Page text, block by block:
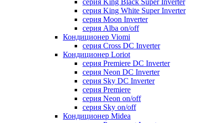
серия King Black Super Inverter
серия King White Super Inverter
серия Moon Inverter
серия Alba on/off
Кондиционер Viomi
серия Cross DC Inverter
Кондиционер Loriot
серия Premiere DC Inverter
серия Neon DC Inverter
серия Sky DC Inverter
серия Premiere
серия Neon on/off
серия Sky on/off
Кондиционер Midea